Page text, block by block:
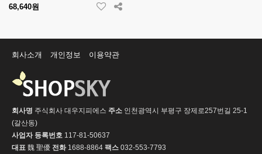
68,640원
회사소개 개인정보 이용약관
회사명 주식회사 대우지피에스 주소 인천광역시 부평구 장제로257번길 25-1
(갈산동)
사업자 등록번호 117-81-50637
대표 魏 聖優 전화1688-8864 팩스 032-553-7793